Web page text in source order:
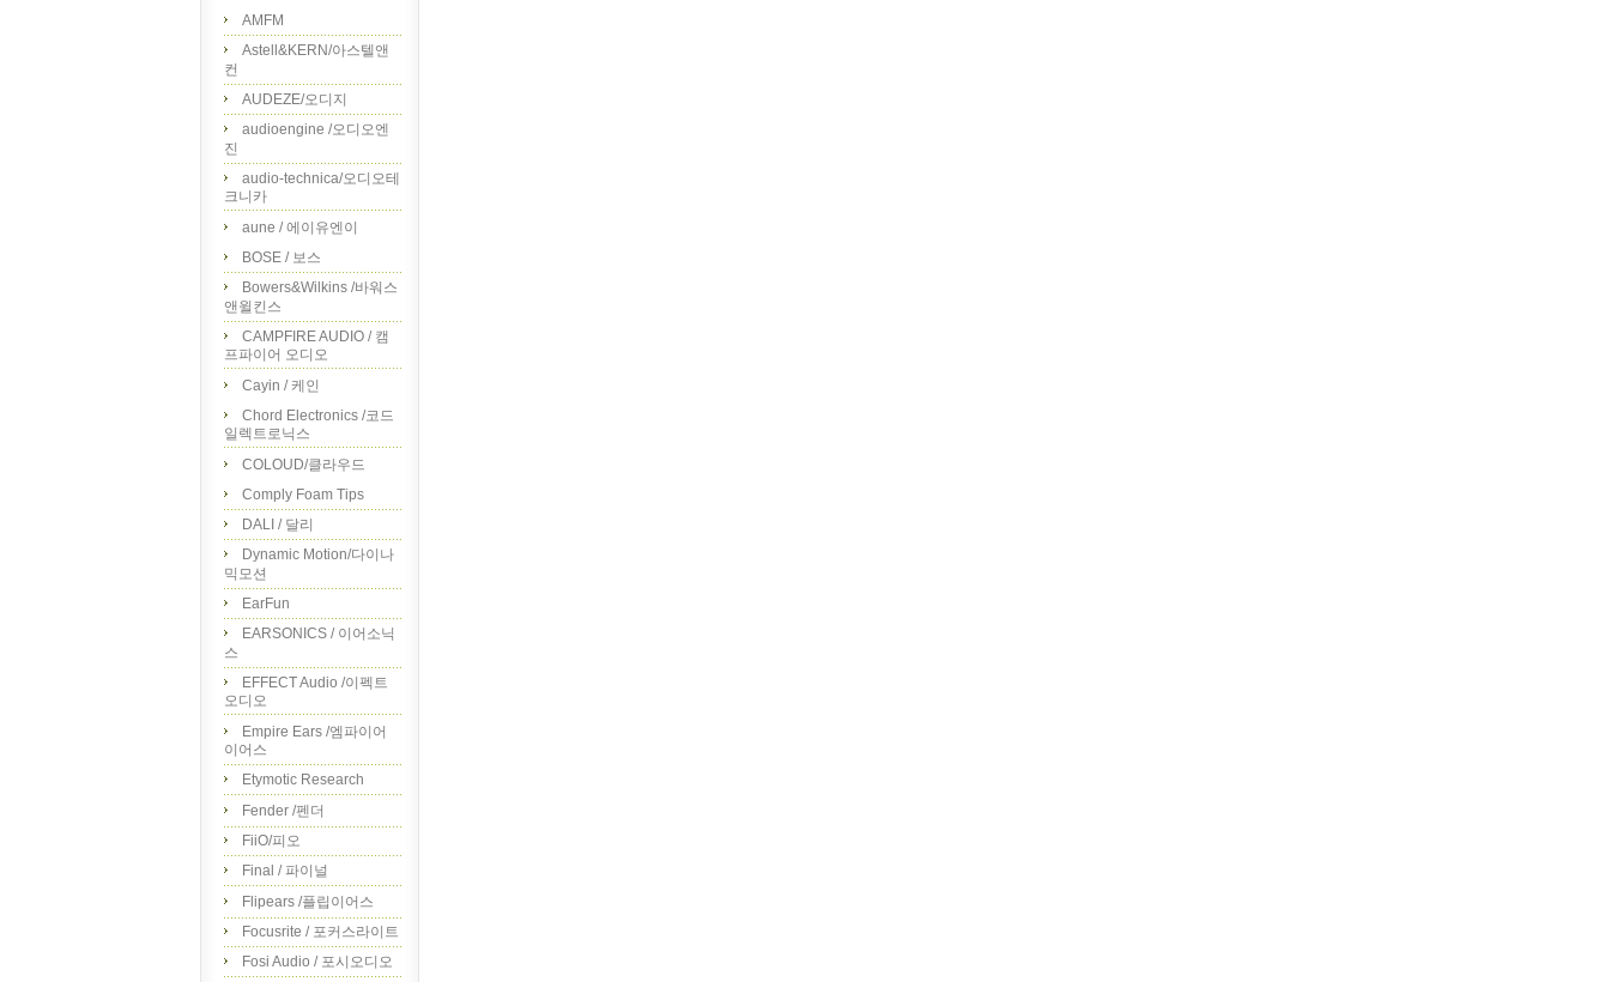
AMFM
Astell&KERN/아스텔앤
컨
AUDEZE/오디지
audioengine /오디오엔
진
audio-technica/오디오테
크니카
aune / 에이유엔이
BOSE / 보스
Bowers&Wilkins /바워스
앤윌킨스
CAMPFIRE AUDIO / 캠
프파이어 오디오
Cayin / 케인
Chord Electronics /코드
일렉트로닉스
COLOUD/클라우드
Comply Foam Tips
DALI / 달리
Dynamic Motion/다이나
믹모션
EarFun
EARSONICS / 이어소닉
스
EFFECT Audio /이펙트
오디오
Empire Ears /엠파이어
이어스
Etymotic Research
Fender /펜더
FiiO/피오
Final / 파이널
Flipears /플립이어스
Focusrite / 포커스라이트
Fosi Audio / 포시오디오